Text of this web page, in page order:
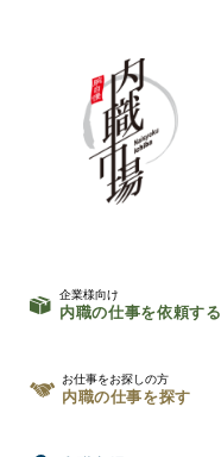
企業様向け
内職の仕事を依頼する
お仕事をお探しの方
内職の仕事を探す